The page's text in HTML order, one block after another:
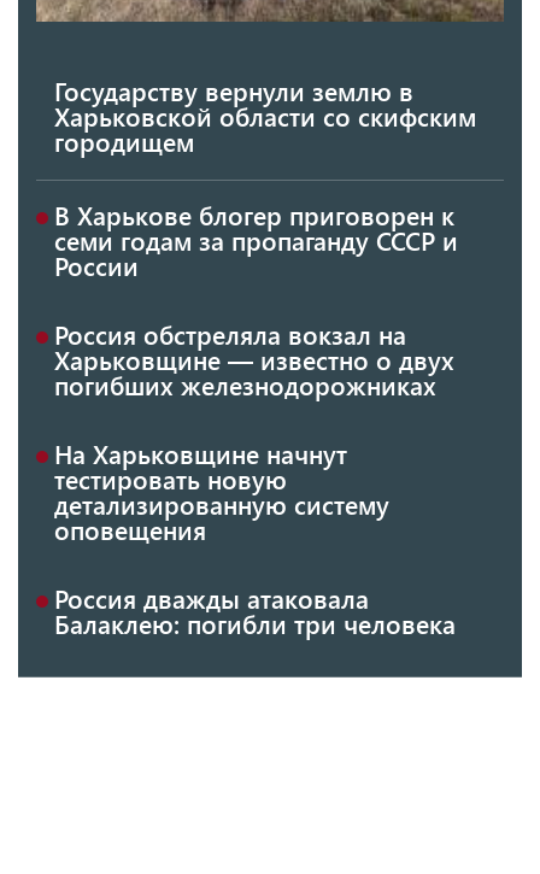
Государству вернули землю в
Харьковской области со скифским
городищем
В Харькове блогер приговорен к
семи годам за пропаганду СССР и
России
Россия обстреляла вокзал на
Харьковщине — известно о двух
погибших железнодорожниках
На Харьковщине начнут
тестировать новую
детализированную систему
оповещения
Россия дважды атаковала
Балаклею: погибли три человека